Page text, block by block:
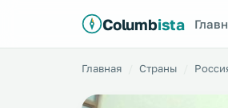
Columbista
Главная Страны